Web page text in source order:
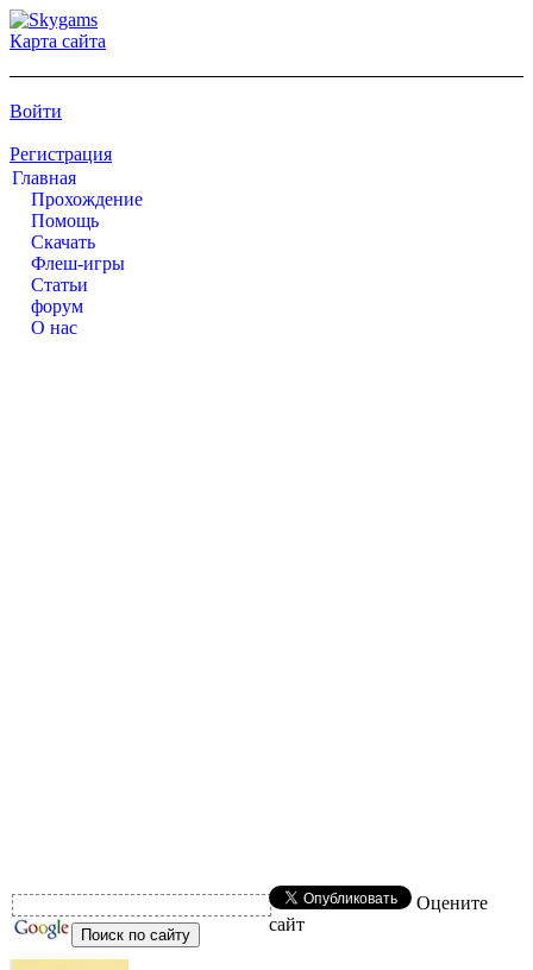
Карта сайта
Войти
Регистрация
Главная
Прохождение
Помощь
Cкачать
Флеш-игры
Статьи
форум
О нас
Оцените
сайт